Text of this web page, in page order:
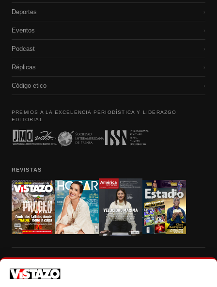
Deportes ›
Eventos ›
Podcast ›
Réplicas ›
Código etico ›
PREMIOS A LA EXCELENCIA PERIODÍSTICA Y LIDERAZGO
EDITORIAL
REVISTAS
autorización escrita de su titular, de todos los contenidos de Vistazo.com.